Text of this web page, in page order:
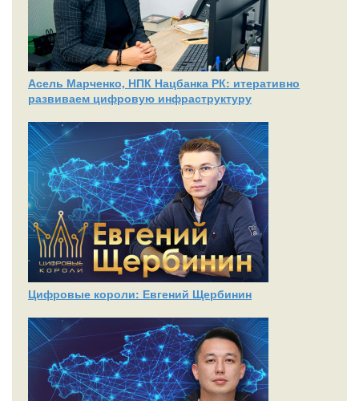
Асель Марченко, НПК Нацбанка РК: итеративно
развиваем цифровую инфраструктуру
Цифровые короли: Евгений Щербинин